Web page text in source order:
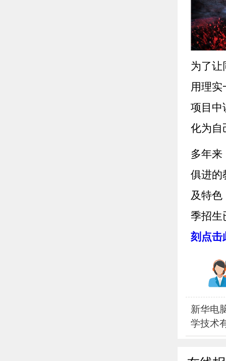
为了让
用理实
项目中
化为自
多年来
俱进的
及特
季招生
刻点击
新华电
学技术